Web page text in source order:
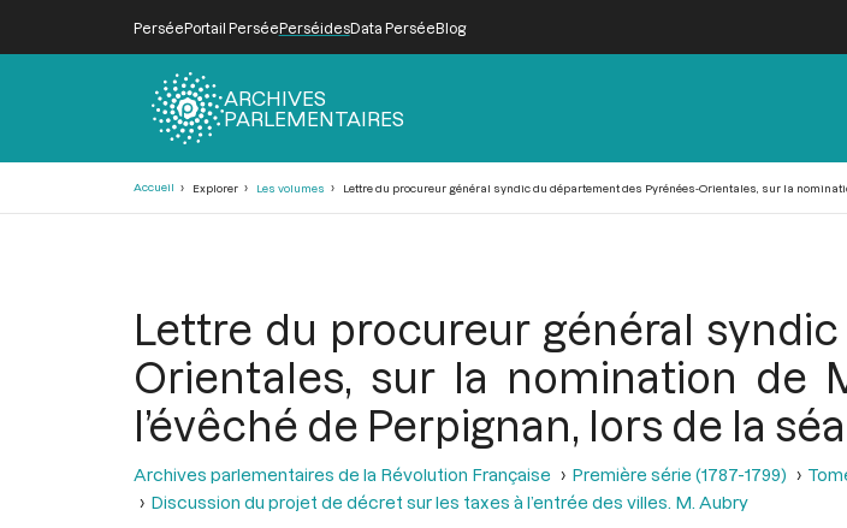
PerséePortail PerséePerséidesData PerséeBlog
ARCHIVES
PARLEMENTAIRES
Accueil Explorer Les volumes Lettre du procureur général syndic du département des Pyrénées-Orientales, sur la
Lettre du procureur général
Orientales, sur la nomination de
l’évêché de Perpignan, lors de la
Archives parlementaires de la Révolution Française Première série (1787-1799)
Discussion du projet de décret sur les taxes à l’entrée des villes. M. Aubry